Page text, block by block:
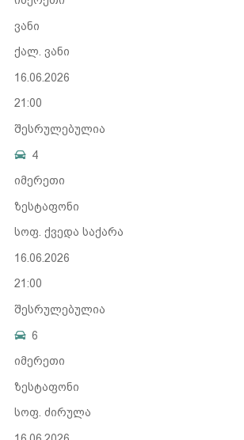
ვანი
ქალ. ვანი
16.06.2026
21:00
შესრულებულია
4
იმერეთი
ზესტაფონი
სოფ. ქვედა საქარა
16.06.2026
21:00
შესრულებულია
6
იმერეთი
ზესტაფონი
სოფ. ძირულა